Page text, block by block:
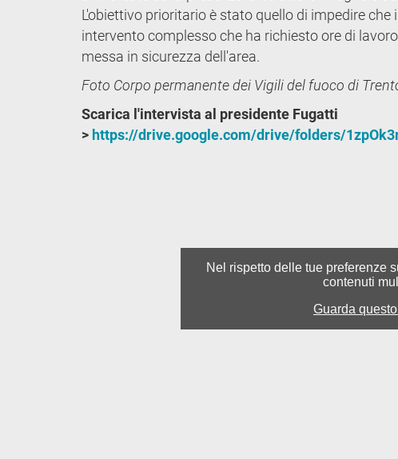
L'obiettivo prioritario è stato quello di impedire
intervento complesso che ha richiesto ore di
messa in sicurezza dell'area.
Foto Corpo permanente dei Vigili del fuoco di
Scarica l'intervista al presidente Fugatti
> https://drive.google.com/drive/folders/